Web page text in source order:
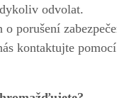
odvolat.
porušení
kontaktujte